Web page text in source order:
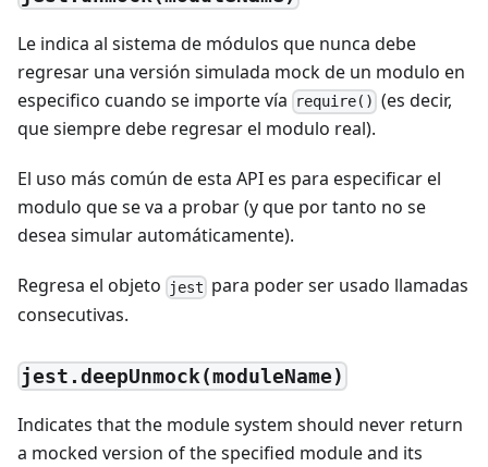
Le indica al sistema de módulos que nunca debe
regresar una versión simulada mock de un modulo en
especifico cuando se importe vía
require() (es decir,
que siempre debe regresar el modulo real).
El uso más común de esta API es para especificar el
modulo que se va a probar (y que por tanto no se
desea simular automáticamente).
Regresa el objeto jest para poder ser usado llamadas
consecutivas.
jest.deepUnmock(moduleName)
Indicates that the module system should never return
a mocked version of the specified module and its